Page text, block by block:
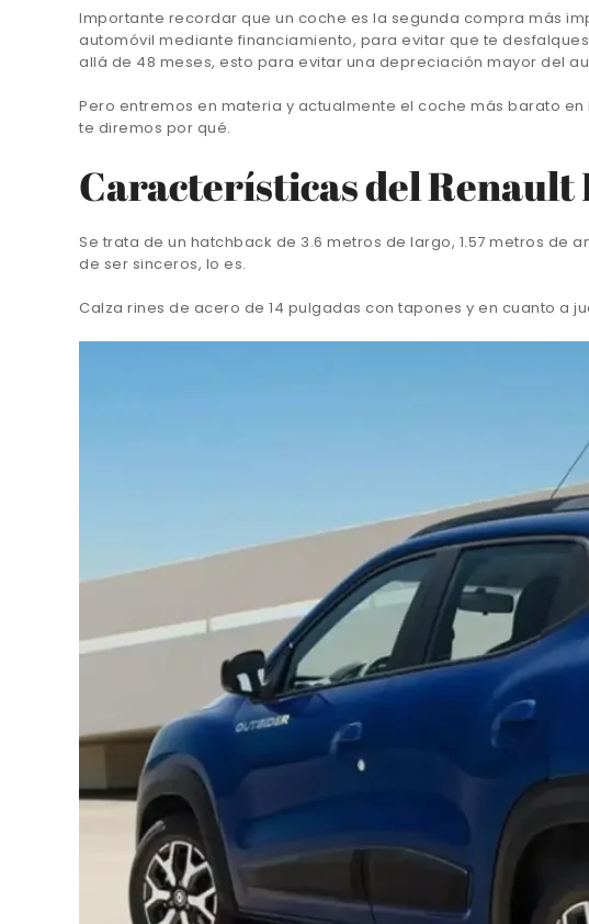
Importante recordar que un coche es la segunda compra más
automóvil mediante financiamiento, para evitar que te
allá de 48 meses, esto para evitar una depreciación mayor del
Pero entremos en materia y actualmente el coche más barato en
te diremos por qué.
Características del Renault
Se trata de un hatchback de 3.6 metros de largo, 1.57 metros de
de ser sinceros, lo es.
Calza rines de acero de 14 pulgadas con tapones y en cuanto a